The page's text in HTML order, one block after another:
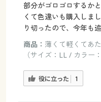
部分がゴロゴロするか
くて色違いも購入しま
り切ったので、今年も
商品： 薄くて軽くてあ
（サイズ：LL / カラー
役に立った 1